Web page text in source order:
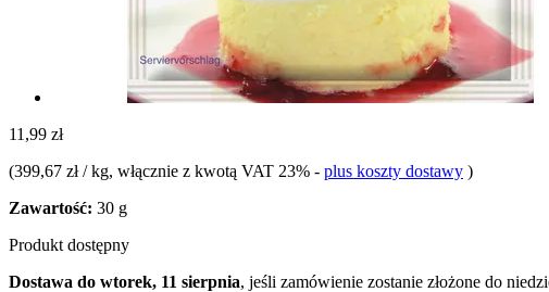
11,99 zł
(399,67 zł / kg, włącznie z kwotą VAT 23% - plus koszty dostawy )
Zawartość: 30 g
Produkt dostępny
Dostawa do wtorek, 11 sierpnia, jeśli zamówienie zostanie złożone do